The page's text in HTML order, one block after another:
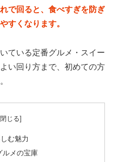
で回ると、食べすぎを防ぎ
すくなります。
ている定番グルメ・スイー
い回り方まで、初めての方
む魅力
ルメの宝庫